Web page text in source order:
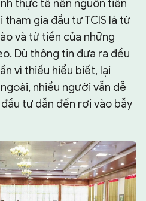
thực tế nên nguồn tiền
gia đầu tư TCIS là từ
và từ tiền của những
Dù thông tin đưa ra đều
vì thiếu hiểu biết, lại
nhiều người vẫn dễ
tư dẫn đến rơi vào bẫy